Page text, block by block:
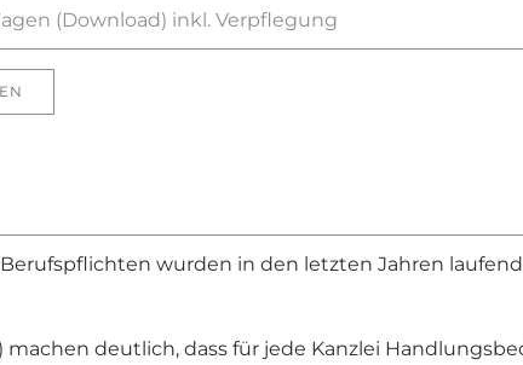
(Download) inkl. Verpflegung
wurden in den letzten Jahren
deutlich, dass für jede Kanzlei